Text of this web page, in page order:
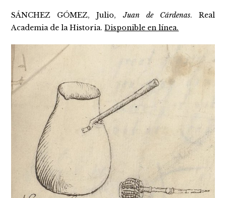
SÁNCHEZ GÓMEZ, Julio,Juan de Cárdenas. Real
Academia de la Historia.Disponible en línea.